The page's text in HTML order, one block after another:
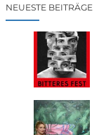
NEUESTE BEITRÄGE